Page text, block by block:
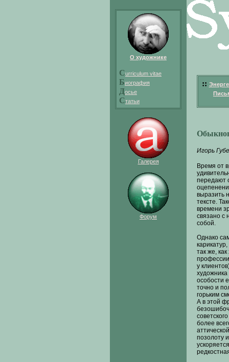
О художнике
Curriculum vitae
Биография
Досье
Статьи
Галерея
Форум
::
Игорь
Время от
передают
выразить
тексте.
времени
связано с
собой.
Однако
так же,
у
особости
точно и
горьким
А в этой
более
позолоту